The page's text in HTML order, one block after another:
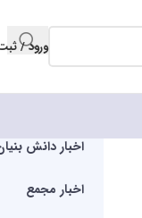
ورود /
اخبار دانش
اخبار مجمع